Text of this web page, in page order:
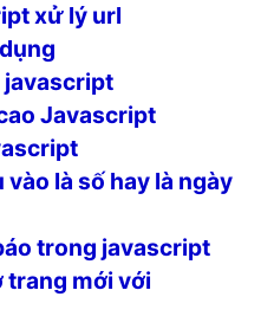
xử lý url
javascript
Javascript
là số hay là ngày
trong javascript
trang mới với